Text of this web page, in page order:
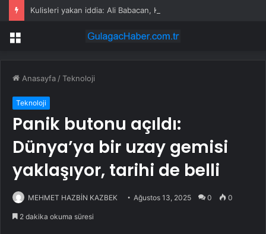
Menü
Anasayfa /Teknoloji
Teknoloji
Panik butonu açıldı:
Dünya’ya bir uzay gemisi
yaklaşıyor, tarihi de belli
MEHMET HAZBİN KAZBEK Ağustos 13, 2025 0 0
2 dakika okuma süresi